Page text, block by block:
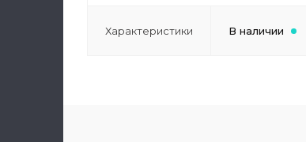
Характеристики В наличии